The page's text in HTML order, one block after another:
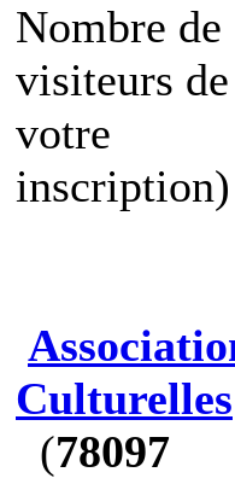
Nombre de
visiteurs de
votre
inscription)
Culturelles
(78097